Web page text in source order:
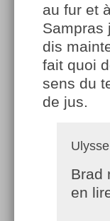
au fur et
Sampras
dis
fait quoi
sens du
de jus.
Ulysse
Brad
en